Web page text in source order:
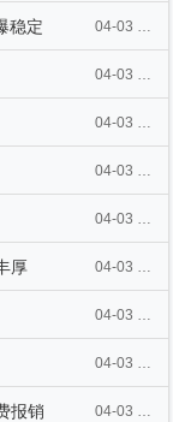
稳定 04-03 21:05
04-03 20:34
04-03 20:07
04-03 20:03
04-03 20:03
厚 04-03 19:51
04-03 19:51
04-03 19:51
报销 04-03 19:50